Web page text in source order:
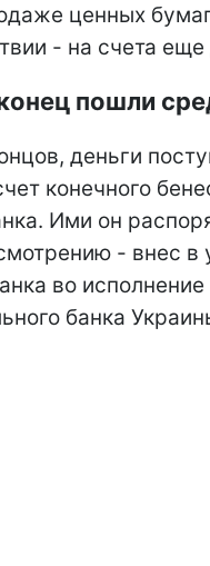
ценных
- на счета еще
пошли
деньги
конечного
Ими он
- внес в
во
банка